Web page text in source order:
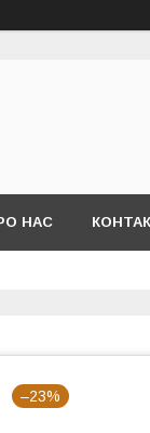
НАС
–23%